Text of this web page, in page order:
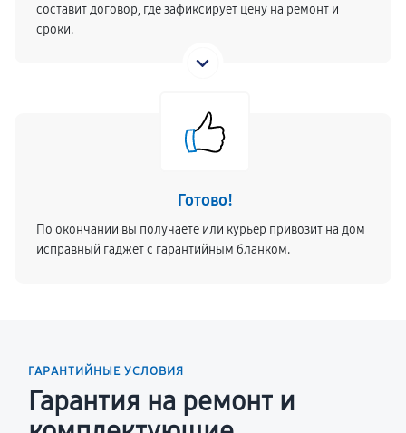
составит договор, где зафиксирует цену на ремонт и
сроки.
Готово!
По окончании вы получаете или курьер привозит на дом
исправный гаджет с гарантийным бланком.
ГАРАНТИЙНЫЕ УСЛОВИЯ
Гарантия на ремонт и